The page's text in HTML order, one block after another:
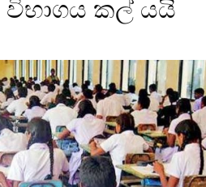
විභාගය කල් යයි